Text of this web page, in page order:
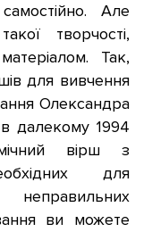
Але
творчості,
Так,
для вивчення
Олександра
далекому 1994
вірш з
для
неправильних
ви можете